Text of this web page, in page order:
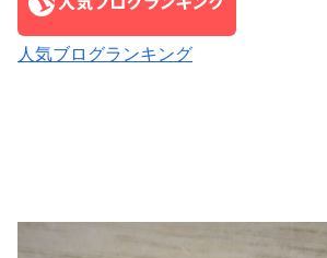
人気ブログランキング